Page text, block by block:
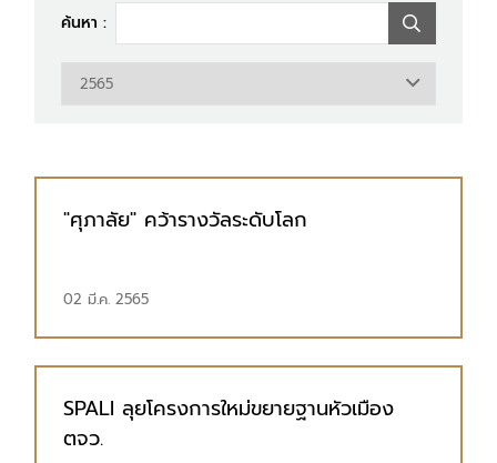
ค้นหา :
"ศุภาลัย" คว้ารางวัลระดับโลก
02 มี.ค. 2565
SPALI ลุยโครงการใหม่ขยายฐานหัวเมือง
ตจว.